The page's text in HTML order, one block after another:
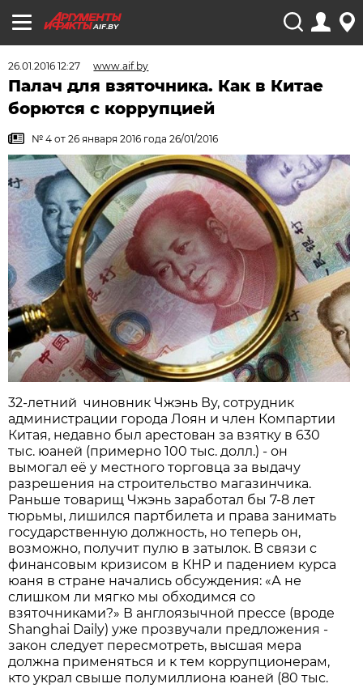
AIF.BY
26.01.2016 12:27 www.aif.by
Палач для взяточника. Как в Китае
борются с коррупцией
№ 4 от 26 января 2016 года 26/01/2016
32-летний чиновник Чжэнь Ву, сотрудник
администрации города Лоян и член Компартии
Китая, недавно был арестован за взятку в 630
тыс. юаней (примерно 100 тыс. долл.) - он
вымогал её у местного торговца за выдачу
разрешения на строительство магазинчика.
Раньше товарищ Чжэнь заработал бы 7-8 лет
тюрьмы, лишился партбилета и права занимать
государственную должность, но теперь он,
возможно, получит пулю в затылок. В связи с
финансовым кризисом в КНР и падением курса
юаня в стране начались обсуждения: «А не
слишком ли мягко мы обходимся со
взяточниками?» В англоязычной прессе (вроде
Shanghai Daily) уже прозвучали предложения -
закон следует пересмотреть, высшая мера
должна применяться и к тем коррупционерам,
кто украл свыше полумиллиона юаней (80 тыс.